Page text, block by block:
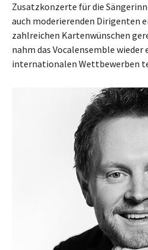
Zusatzkonzerte für die
auch moderierenden Dirigenten
zahlreichen Kartenwünschen
nahm das Vocalensemble
internationalen Wettbewerben
Show larger version